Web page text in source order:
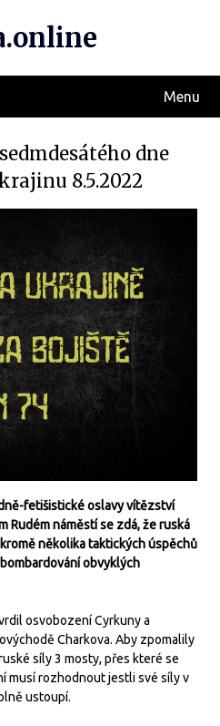
Menu
dne
8.5.2022
fetišistické oslavy vítězství
Rudém náměstí se zdá, že ruská
několika taktických úspěchů
obvyklých
osvobození Cyrkuny a
Charkova. Aby zpomalily
síly 3 mosty, přes které se
musí rozhodnout jestli své síly v
ustoupí.